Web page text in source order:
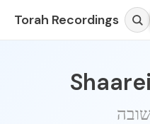
Torah Recordings